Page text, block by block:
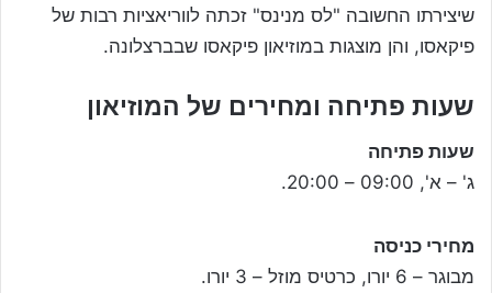
שיצירתו החשובה "לס מנינס" זכתה לווריאציות רבות של
פיקאסו, והן מוצגות במוזיאון פיקאסו שבברצלונה.
שעות פתיחה ומחירים של המוזיאון
שעות פתיחה
ג' – א', 09:00 – 20:00.
מחירי כניסה
מבוגר – 6 יורו, כרטיס מוזל – 3 יורו.